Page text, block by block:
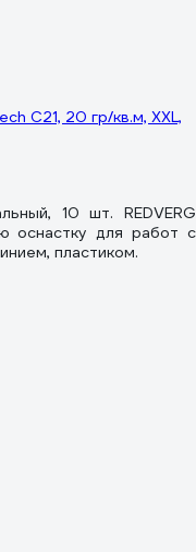
C21, 20 гр/кв.м, XXL,
10 шт. REDVERG
оснастку для работ с
пластиком.